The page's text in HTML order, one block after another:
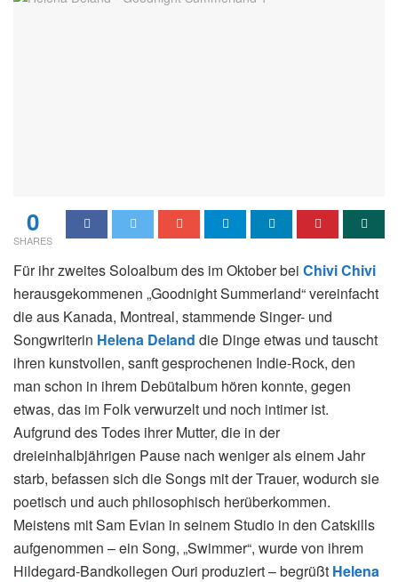
0
SHARES
Für ihr zweites Soloalbum des im Oktober bei Chivi Chivi
herausgekommenen „Goodnight Summerland“ vereinfacht
die aus Kanada, Montreal, stammende Singer- und
Songwriterin Helena Deland die Dinge etwas und tauscht
ihren kunstvollen, sanft gesprochenen Indie-Rock, den
man schon in ihrem Debütalbum hören konnte, gegen
etwas, das im Folk verwurzelt und noch intimer ist.
Aufgrund des Todes ihrer Mutter, die in der
dreieinhalbjährigen Pause nach weniger als einem Jahr
starb, befassen sich die Songs mit der Trauer, wodurch sie
poetisch und auch philosophisch herüberkommen.
Meistens mit Sam Evian in seinem Studio in den Catskills
aufgenommen – ein Song, „Swimmer“, wurde von ihrem
Hildegard-Bandkollegen Ouri produziert – begrüßt Helena